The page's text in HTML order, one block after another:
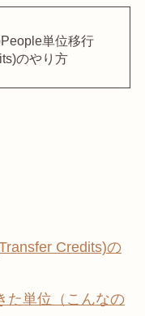
単位移行
のやり方
Credits)の
た単位（こんなの